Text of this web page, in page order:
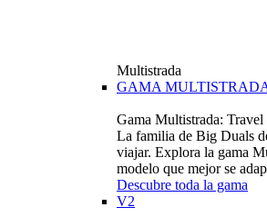
Multistrada
GAMA
Gama Multistrada:
La familia de Big Duals
viajar. Explora la gama
modelo que mejor se
Descubre toda la gama
V2